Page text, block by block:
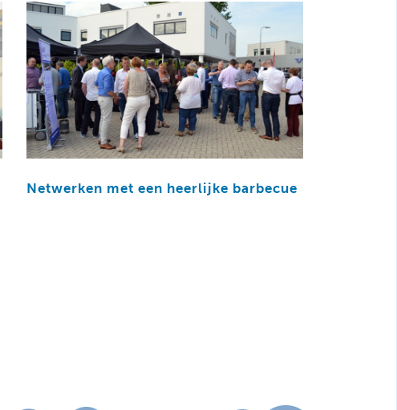
Netwerken met een heerlijke barbecue